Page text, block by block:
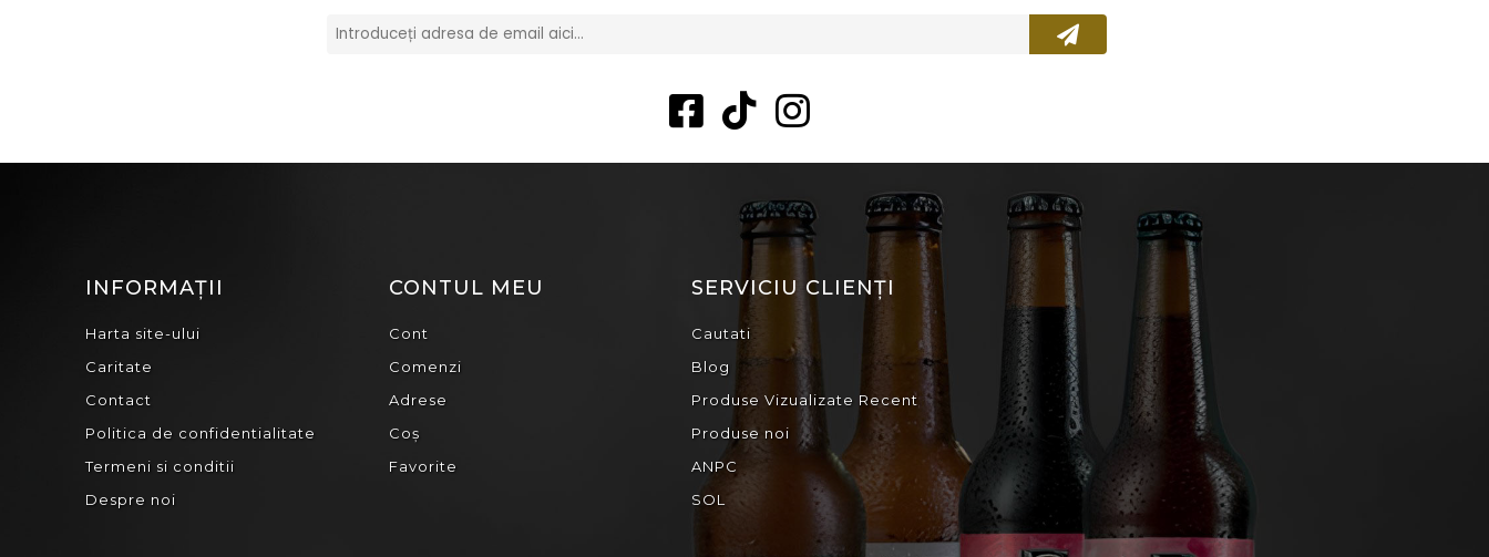
INFORMAȚII
Harta site-ului
Caritate
Contact
Politica de confidentialitate
Termeni si conditii
Despre noi
CONTUL MEU
Cont
Comenzi
Adrese
Coș
Favorite
SERVICIU CLIENȚI
Cautati
Blog
Produse Vizualizate Recent
Produse noi
ANPC
SOL